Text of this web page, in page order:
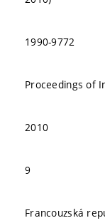
1990-9772
Proceedings of
2010
9
Francouzská